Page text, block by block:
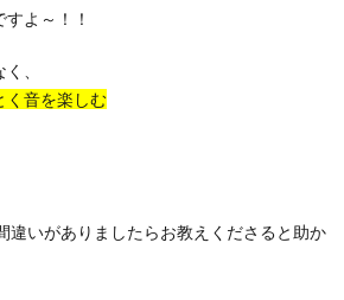
よ～！！
、
く音を楽しむ
違いがありましたらお教えくださると助か